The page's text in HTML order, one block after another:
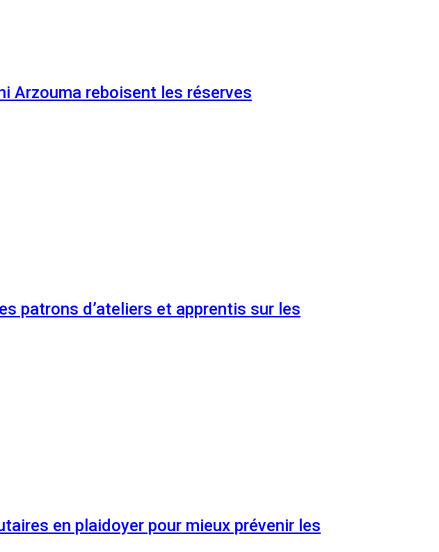
Arzouma reboisent les réserves
patrons d’ateliers et apprentis sur les
en plaidoyer pour mieux prévenir les